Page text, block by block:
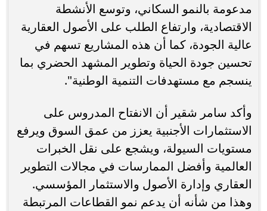
مدعومة بالنمو السكاني، وتوسع الأنشطة
الاقتصادية، وارتفاع الطلب على الأصول العقارية
عالية الجودة، كما أن هذه المشاريع تسهم في
تحسين جودة الحياة وتطوير المشهد الحضري بما
ينسجم مع مستهدفات التنمية الوطنية".
وأكد سامر شقير أن الانفتاح المدروس على
الاستثمارات الأجنبية يعزز من عمق السوق ويرفع
مستويات السيولة، ويشجع على نقل الخبرات
العالمية وأفضل الممارسات في مجالات التطوير
العقاري وإدارة الأصول والاستثمار المؤسسي.
وهذا من شأنه أن يدعم نمو القطاعات المرتبطة